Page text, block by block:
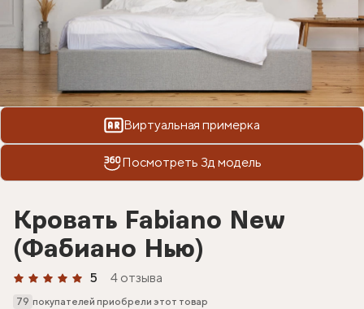
Виртуальная примерка
Посмотреть 3д модель
Кровать Fabiano New
(Фабиано Нью)
5 4 отзыва
79 покупателей приобрели этот товар